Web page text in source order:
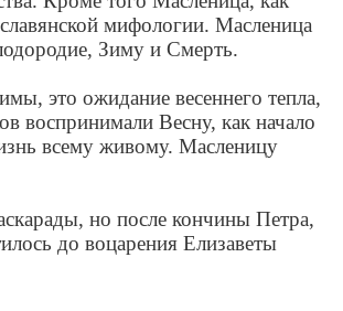
мифологии. Масленица
Зиму и Смерть.
это ожидание весеннего тепла,
воспринимали Весну, как начало
всему живому. Масленицу
но после кончины Петра,
до воцарения Елизаветы